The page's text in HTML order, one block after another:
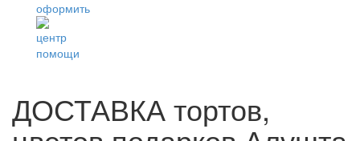
ДОСТАВКА тортов,